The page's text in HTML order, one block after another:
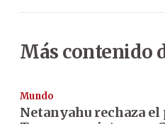
Más contenido
Mundo
Netanyahu rechaza el